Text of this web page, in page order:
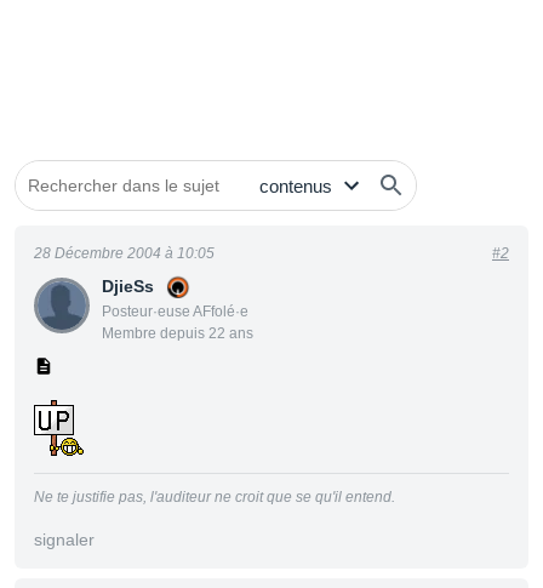
DjieSs
Posteur·euse AFfolé·e
Membre depuis 22 ans
28 Décembre 2004 à 10:05 #2
Ne te justifie pas, l'auditeur ne croit que se qu'il entend.
signaler